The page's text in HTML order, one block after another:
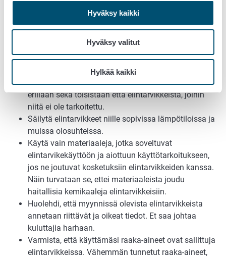
Hyväksy kaikki
Hyväksy valitut
Hylkää kaikki
siistinä. Pyri kaikin tavoin varmistamaan se, että
elintarvikkeet eivät saastu mikrobeilla tai niihin ei
joudu sellaista ainetta, joka niihin ei kuulu. Allergiaa
aiheuttavat ainesosat on pystyttävä pitämään
erillään sekä toisistaan että elintarvikkeista, joihin
niitä ei ole tarkoitettu.
Säilytä elintarvikkeet niille sopivissa lämpötiloissa ja
muissa olosuhteissa.
Käytä vain materiaaleja, jotka soveltuvat
elintarvikekäyttöön ja aiottuun käyttötarkoitukseen,
jos ne joutuvat kosketuksiin elintarvikkeiden kanssa.
Näin turvataan se, ettei materiaaleista joudu
haitallisia kemikaaleja elintarvikkeisiin.
Huolehdi, että myynnissä olevista elintarvikkeista
annetaan riittävät ja oikeat tiedot. Et saa johtaa
kuluttajia harhaan.
Varmista, että käyttämäsi raaka-aineet ovat sallittuja
elintarvikkeissa. Vähemmän tunnetut raaka-aineet,